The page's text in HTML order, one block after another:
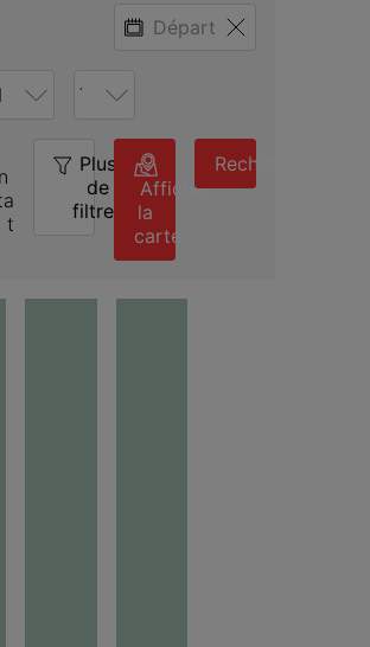
t
Plus
de
filtres
0
Afficher
la
carte
Rechercher